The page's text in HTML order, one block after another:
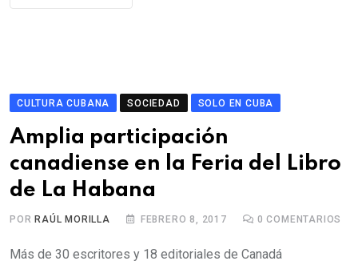
CULTURA CUBANA SOCIEDAD SOLO EN CUBA
Amplia participación
canadiense en la Feria del Libro
de La Habana
POR RAÚL MORILLA FEBRERO 8, 2017 0 COMENTARIOS
Más de 30 escritores y 18 editoriales de Canadá